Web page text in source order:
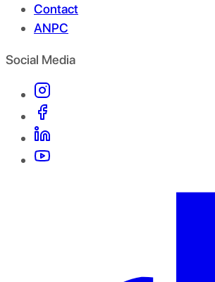
Contact
ANPC
Social Media